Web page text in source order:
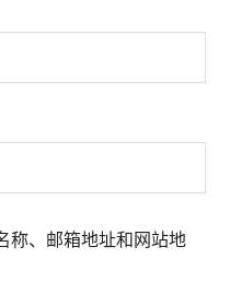
称、邮箱地址和网站地